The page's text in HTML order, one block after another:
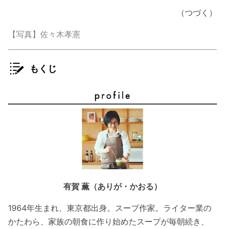
（つづく）
【写真】佐々木孝憲
もくじ
有賀 薫（ありが・かおる）
1964年生まれ、東京都出身。スープ作家。ライター業の
かたわら、家族の朝食に作り始めたスープが毎朝続き、